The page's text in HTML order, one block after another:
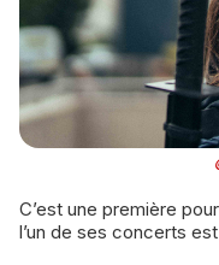
C’est une première pour ORELSAN ! La première fois que
l’un de ses concerts